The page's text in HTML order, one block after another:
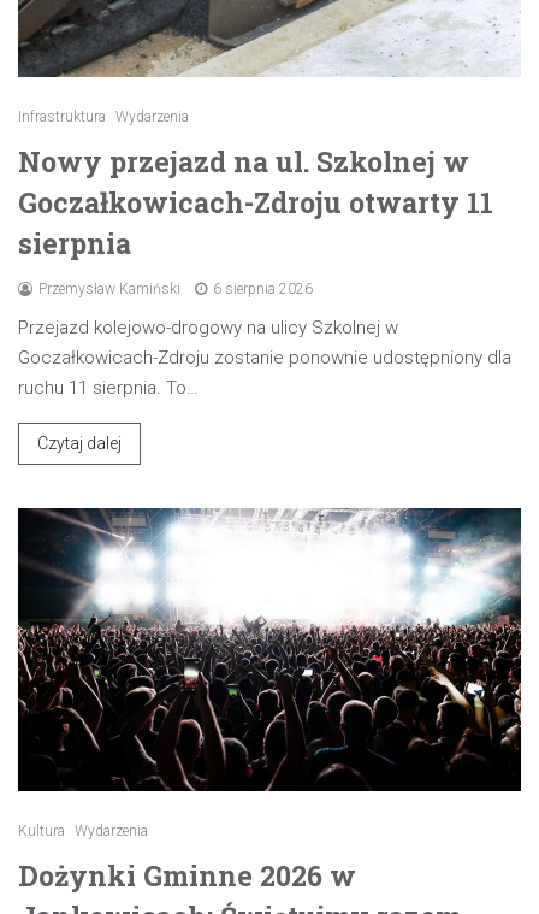
Infrastruktura Wydarzenia
Nowy przejazd na ul. Szkolnej w
Goczałkowicach-Zdroju otwarty 11
sierpnia
Przemysław Kamiński 6 sierpnia 2026
Przejazd kolejowo-drogowy na ulicy Szkolnej w
Goczałkowicach-Zdroju zostanie ponownie udostępniony dla
ruchu 11 sierpnia. To…
Czytaj dalej
Kultura Wydarzenia
Dożynki Gminne 2026 w